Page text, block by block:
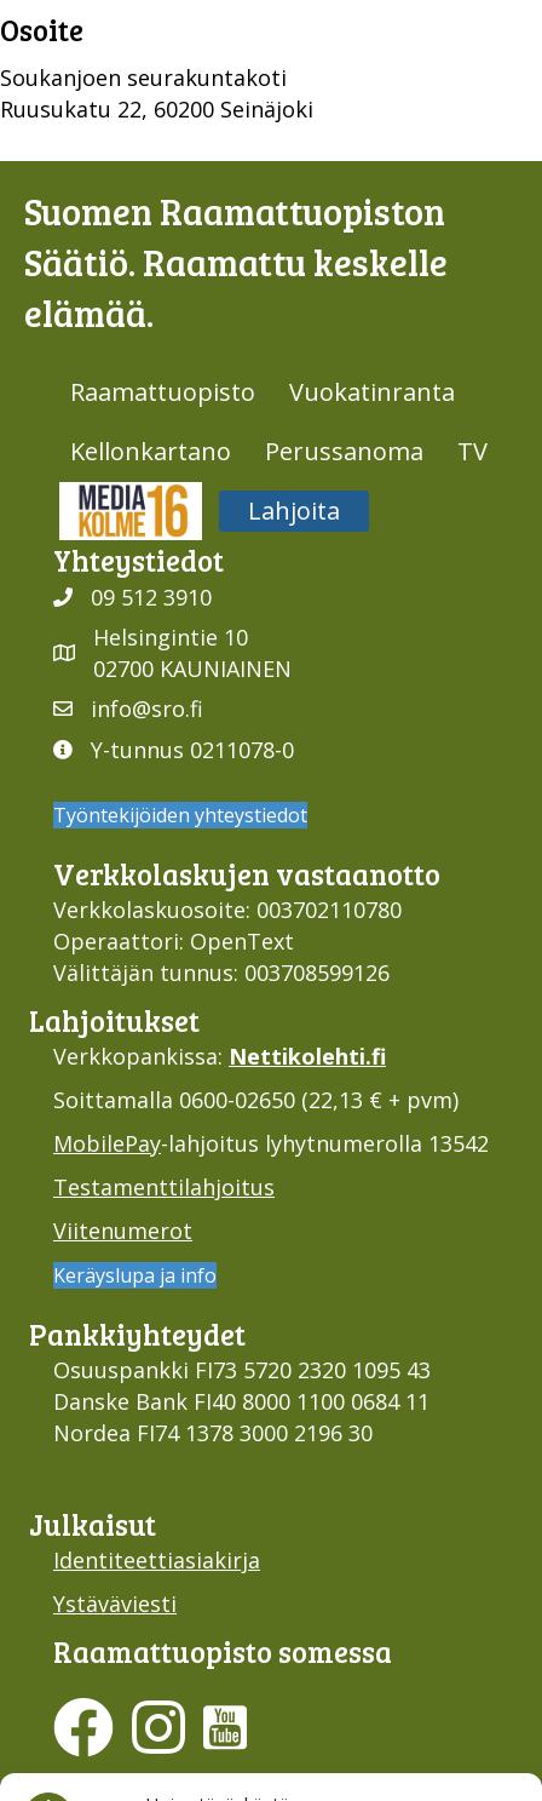
Osoite
Soukanjoen seurakuntakoti
Ruusukatu 22, 60200 Seinäjoki
Suomen Raamattuopiston
Säätiö. Raamattu keskelle
elämää.
Raamattuopisto
Vuokatinranta
Kellonkartano
Perussanoma
TV
Media316
Lahjoita
Yhteys­tiedot
09 512 3910
Helsingintie 10
02700 KAUNIAINEN
info@sro.fi
Y-tunnus 0211078-0
Työntekijöiden yhteystiedot
Verkko­laskujen vastaan­otto
Verkkolaskuosoite: 003702110780
Operaattori: OpenText
Välittäjän tunnus: 003708599126
Lahjoi­tukset
Verkkopankissa: Nettikolehti.fi
Soittamalla 0600-02650 (22,13 € + pvm)
MobilePay-lahjoitus lyhytnumerolla 13542
Testamenttilahjoitus
Viitenumerot
Keräyslupa ja info
Pankki­yhteydet
Osuuspankki FI73 5720 2320 1095 43
Danske Bank FI40 8000 1100 0684 11
Nordea FI74 1378 3000 2196 30
Julkaisut
Identiteettiasiakirja
Ystäväviesti
Raamattu­opisto somessa